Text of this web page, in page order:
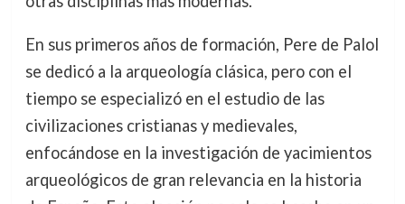
En sus primeros años de formación, Pere de Palol
se dedicó a la arqueología clásica, pero con el
tiempo se especializó en el estudio de las
civilizaciones cristianas y medievales,
enfocándose en la investigación de yacimientos
arqueológicos de gran relevancia en la historia